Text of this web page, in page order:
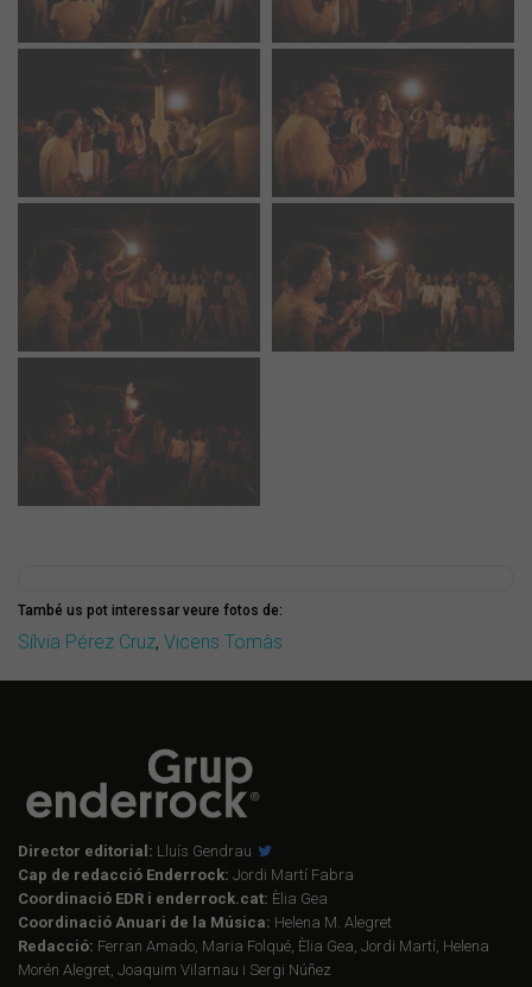
També us pot interessar veure fotos de:
Sílvia Pérez Cruz, Vicens Tomàs
Director editorial: Lluís Gendrau
Cap de redacció Enderrock: Jordi Martí Fabra
Coordinació EDR i enderrock.cat: Èlia Gea
Coordinació Anuari de la Música: Helena M. Alegret
Redacció: Ferran Amado, Maria Folqué, Èlia Gea, Jordi Martí, Helena
Morén Alegret, Joaquim Vilarnau i Sergi Núñez